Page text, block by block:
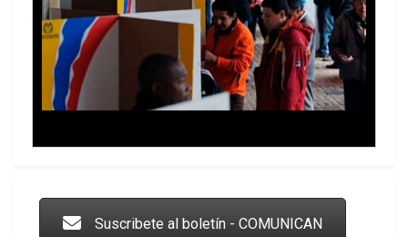
Suscribete al boletín - COMUNICAN